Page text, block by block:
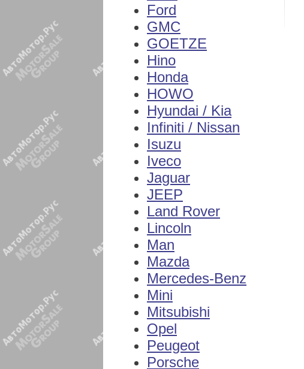
Ford
GMC
GOETZE
Hino
Honda
HOWO
Hyundai / Kia
Infiniti / Nissan
Isuzu
Iveco
Jaguar
JEEP
Land Rover
Lincoln
Man
Mazda
Mercedes-Benz
Mini
Mitsubishi
Opel
Peugeot
Porsche